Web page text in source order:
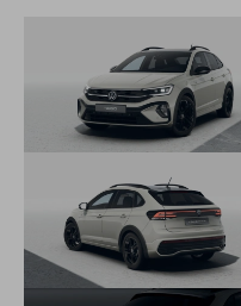
vpredu výškovo
ISOFIX systém na
spolujazdca a na
Dojazdová oceľová
Adaptívny tempomat
aktívne vedenie v
dopravnej zápche -
Asistent rozjazdu do
Imobilizér